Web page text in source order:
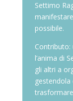
Settimo
possibile.
l’anima di
gli altri a
gestendola